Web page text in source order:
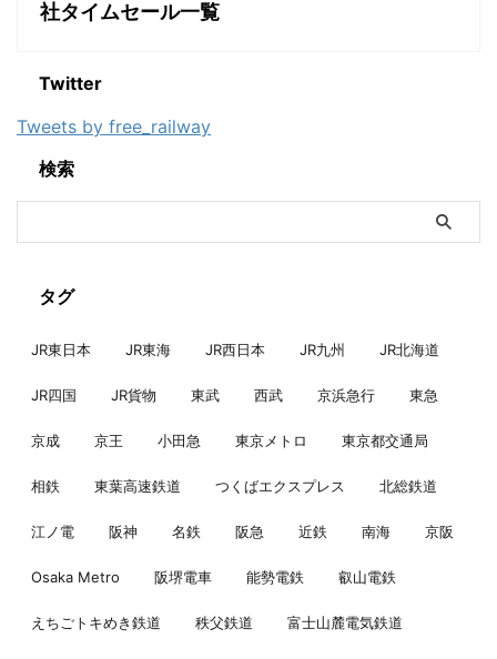
社タイムセール一覧
Twitter
Tweets by free_railway
検索
タグ
JR東日本 JR東海 JR西日本 JR九州 JR北海道
JR四国 JR貨物 東武 西武 京浜急行 東急
京成 京王 小田急 東京メトロ 東京都交通局
相鉄 東葉高速鉄道 つくばエクスプレス 北総鉄道
江ノ電 阪神 名鉄 阪急 近鉄 南海 京阪
Osaka Metro 阪堺電車 能勢電鉄 叡山電鉄
えちごトキめき鉄道 秩父鉄道 富士山麓電気鉄道